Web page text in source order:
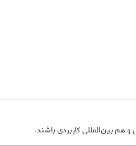
هم بین‌المللی کاربردی باشند.